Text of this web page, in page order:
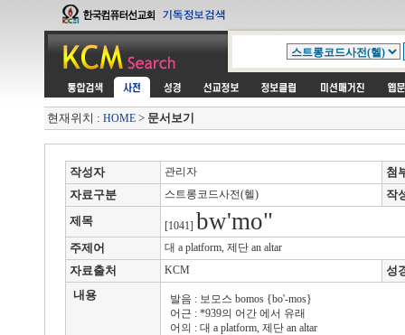
현재위치 : HOME > 문서보기
작성자 관리자
첨
자료구분
스트롱코드사전(헬)
작
제목
[1041] bw'mo"
주제어 대 a platform, 제단 an altar
자료출처 KCM
성
내용
발음 : 보모스 bomos {bo'-mos}
어근 : *939의 어간 에서 유래
어의 : 대 a platform, 제단 an altar